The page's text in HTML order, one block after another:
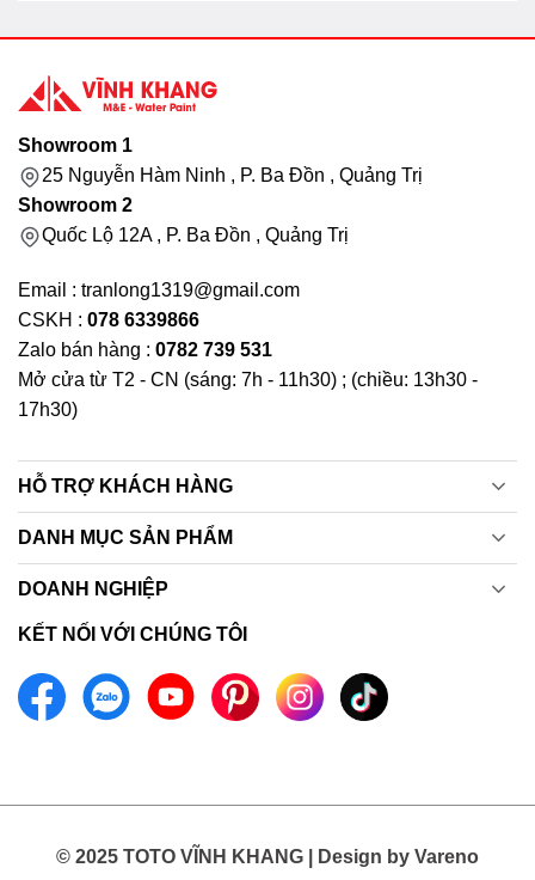
Showroom 1
25 Nguyễn Hàm Ninh , P. Ba Đồn , Quảng Trị
Showroom 2
Quốc Lộ 12A , P. Ba Đồn , Quảng Trị
Email : tranlong1319@gmail.com
CSKH : 078 6339866
Zalo bán hàng : 0782 739 531
Mở cửa từ T2 - CN (sáng: 7h - 11h30) ; (chiều: 13h30 -
17h30)
HỖ TRỢ KHÁCH HÀNG
DANH MỤC SẢN PHẨM
DOANH NGHIỆP
KẾT NỐI VỚI CHÚNG TÔI
© 2025 TOTO VĨNH KHANG | Design by Vareno